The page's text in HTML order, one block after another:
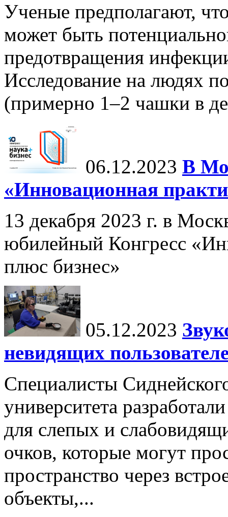
Ученые предполагают,
может быть
предотвращения
Исследование на людях
(примерно 1–2 чашки в
06.12.2023 В
«Инновационная
13 декабря 2023 г. в
юбилейный Конгресс
плюс бизнес»
05.12.2023
невидящих
Специалисты
университета
для слепых и
очков, которые могут
пространство через
объекты,...